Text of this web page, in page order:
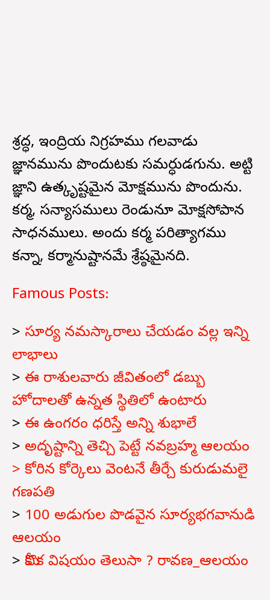
శ్రద్ధ, ఇంద్రియ నిగ్రహము గలవాడు
జ్ఞానమును పొందుటకు సమర్ధుడగును. అట్టి
జ్ఞాని ఉత్కృష్టమైన మోక్షమును పొందును.
కర్మ, సన్యాసములు రెండునూ మోక్షసోపాన
సాధనములు. అందు కర్మ పరిత్యాగము
కన్నా, కర్మానుష్టానమే శ్రేష్ఠమైనది.
Famous Posts:
> సూర్య నమస్కారాలు చేయడం వల్ల ఇన్ని
లాభాలు
> ఈ రాశులవారు జీవితంలో డబ్బు
హోదాలతో ఉన్నత స్థితిలో ఉంటారు
> ఈ ఉంగరం ధరిస్తే అన్ని శుభాలే
> అదృష్టాన్ని తెచ్చి పెట్టే నవబ్రహ్మ ఆలయం
> కోరిన కోర్కెలు వెంటనే తీర్చే కురుడుమలై
గణపతి
> 100 అడుగుల పొడవైన సూర్యభగవానుడి
ఆలయం
> మీకొక విషయం తెలుసా ? రావణ_ఆలయం